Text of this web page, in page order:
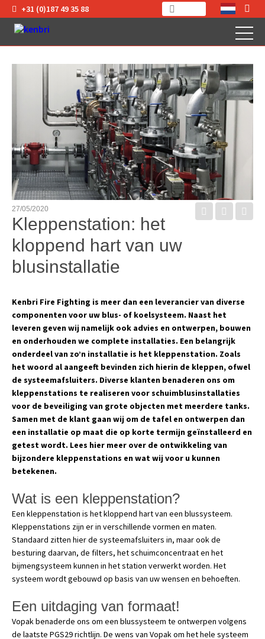
+31 (0)187 49 35 88
27/05/2020
Kleppenstation: het
kloppend hart van uw
blusinstallatie
Kenbri Fire Fighting is meer dan een leverancier van diverse
componenten voor uw blus- of koelsysteem. Naast het
leveren geven wij namelijk ook advies en ontwerpen, bouwen
en onderhouden we complete installaties. Een belangrijk
onderdeel van zo’n installatie is het kleppenstation. Zoals
het woord al aangeeft bevinden zich hierin de kleppen, ofwel
de systeemafsluiters. Diverse klanten benaderen ons om
kleppenstations te realiseren voor schuimblusinstallaties
voor de beveiliging van grote objecten met meerdere tanks.
Samen met de klant gaan wij om de tafel en ontwerpen dan
een installatie op maat die op korte termijn geïnstalleerd en
getest wordt. Lees hier meer over de ontwikkeling van
bijzondere kleppenstations en wat wij voor u kunnen
betekenen.
Wat is een kleppenstation?
Een kleppenstation is het kloppend hart van een blussysteem.
Kleppenstations zijn er in verschillende vormen en maten.
Standaard zitten hier de systeemafsluiters in, maar ook de
besturing daarvan, de filters, het schuimconcentraat en het
bijmengsysteem kunnen in het station verwerkt worden. Het
systeem wordt gebouwd op basis van uw wensen en behoeften.
Een uitdaging van formaat!
Vopak benaderde ons om een blussysteem te ontwerpen volgens
de laatste PGS29 richtlijn. De wens van Vopak om het hele systeem